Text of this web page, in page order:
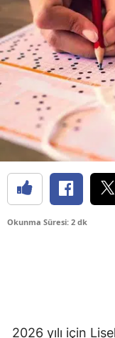
Okunma Süresi: 2 dk
2026 yılı için